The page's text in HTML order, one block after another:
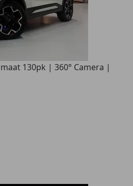
130pk | 360° Camera |